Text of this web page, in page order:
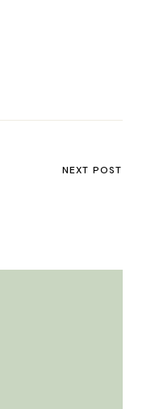
NEXT POST